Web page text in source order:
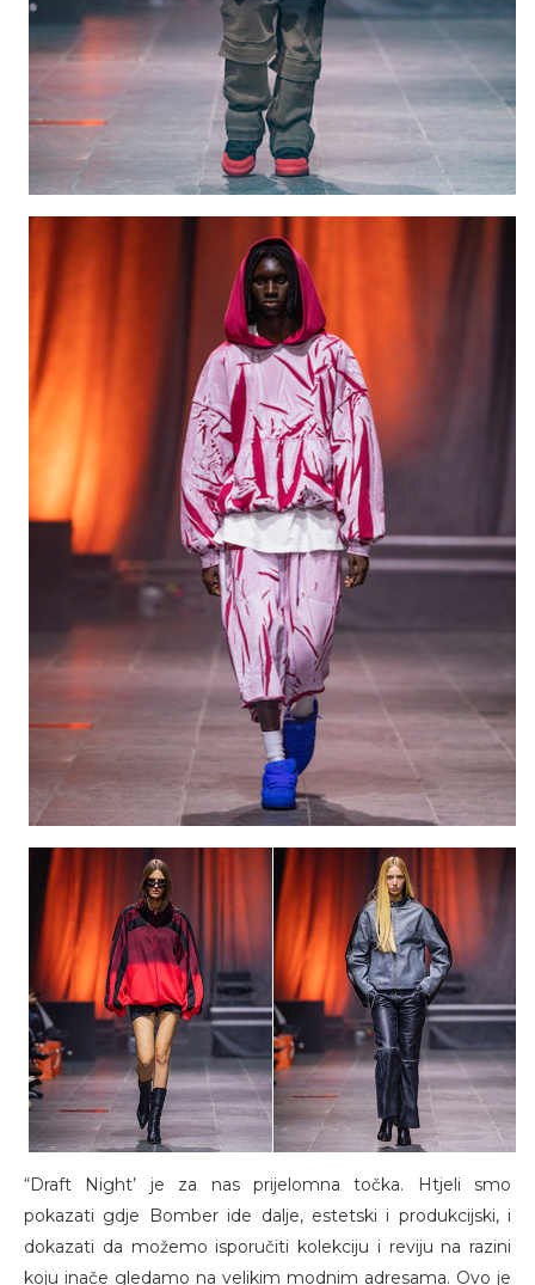
“Draft Night’ je za nas prijelomna točka. Htjeli smo
pokazati gdje Bomber ide dalje, estetski i produkcijski, i
dokazati da možemo isporučiti kolekciju i reviju na razini
koju inače gledamo na velikim modnim adresama. Ovo je